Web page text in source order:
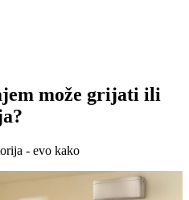
može grijati ili
- evo kako